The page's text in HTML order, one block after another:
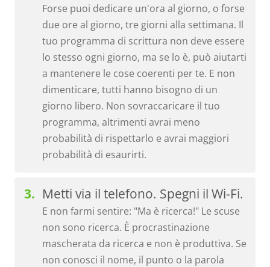
Forse puoi dedicare un'ora al giorno, o forse
due ore al giorno, tre giorni alla settimana. Il
tuo programma di scrittura non deve essere
lo stesso ogni giorno, ma se lo è, può aiutarti
a mantenere le cose coerenti per te. E non
dimenticare, tutti hanno bisogno di un
giorno libero. Non sovraccaricare il tuo
programma, altrimenti avrai meno
probabilità di rispettarlo e avrai maggiori
probabilità di esaurirti.
Metti via il telefono. Spegni il Wi-Fi.
E non farmi sentire: "Ma è ricerca!" Le scuse
non sono ricerca. È procrastinazione
mascherata da ricerca e non è produttiva. Se
non conosci il nome, il punto o la parola